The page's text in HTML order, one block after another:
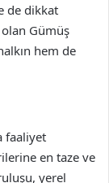
de dikkat
Gümüş
hem de
faaliyet
en taze ve
yerel